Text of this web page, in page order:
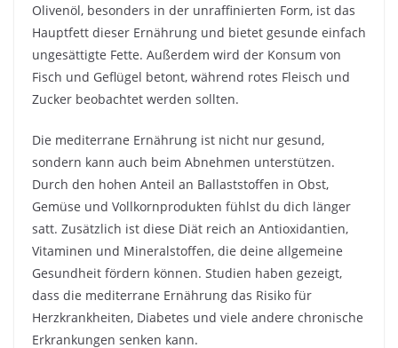
Olivenöl, besonders in der unraffinierten Form, ist das
Hauptfett dieser Ernährung und bietet gesunde einfach
ungesättigte Fette. Außerdem wird der Konsum von
Fisch und Geflügel betont, während rotes Fleisch und
Zucker beobachtet werden sollten.
Die mediterrane Ernährung ist nicht nur gesund,
sondern kann auch beim Abnehmen unterstützen.
Durch den hohen Anteil an Ballaststoffen in Obst,
Gemüse und Vollkornprodukten fühlst du dich länger
satt. Zusätzlich ist diese Diät reich an Antioxidantien,
Vitaminen und Mineralstoffen, die deine allgemeine
Gesundheit fördern können. Studien haben gezeigt,
dass die mediterrane Ernährung das Risiko für
Herzkrankheiten, Diabetes und viele andere chronische
Erkrankungen senken kann.